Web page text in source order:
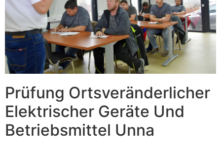
Prüfung Ortsveränderlicher
Elektrischer Geräte Und
Betriebsmittel Unna